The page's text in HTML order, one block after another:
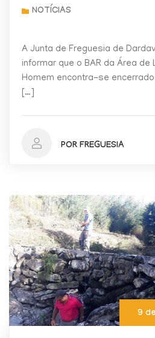
A Junta de Freguesia de
informar que o BAR da Área de
Homem encontra-se
[…]
POR FREGUESIA
9